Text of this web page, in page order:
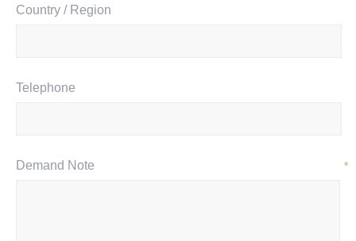
Country / Region
Telephone
Demand Note *